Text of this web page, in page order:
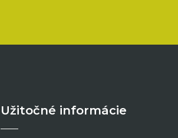
Užitočné informácie